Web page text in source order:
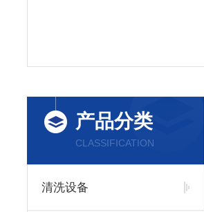
产品分类
CLASSIFICATION
清洗设备